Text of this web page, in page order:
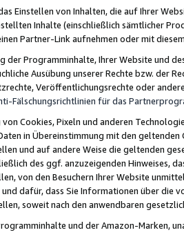
Einstellen von Inhalten, die auf Ihrer
Inhalte (einschließlich sämtlicher
Partner-Link aufnehmen oder mit
der Programminhalte, Ihrer Website und
Ausübung unserer Rechte bzw. der
Veröffentlichungsrechte oder
Fälschungsrichtlinien für das
Cookies, Pixeln und anderen
in Übereinstimmung mit den
und auf andere Weise die geltenden
des ggf. anzuzeigenden Hinweises,
von den Besuchern Ihrer Website
dafür, dass Sie Informationen über die
soweit nach den anwendbaren
und der Amazon-Marken,